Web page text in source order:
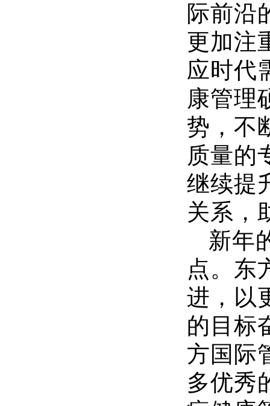
际前沿
更加注
应时代
康管理
势，不
质量的
继续提
关系，
新年
点。东
进，以
的目标
方国际
多优秀